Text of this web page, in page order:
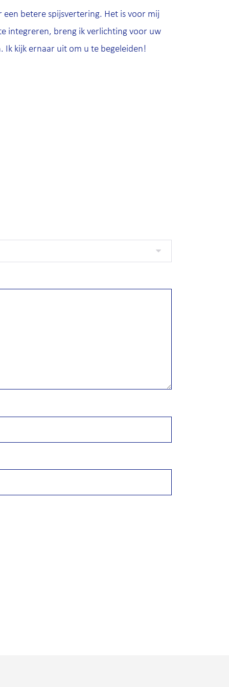
betere spijsvertering. Het is voor mij
integreren, breng ik verlichting voor uw
Ik kijk ernaar uit om u te begeleiden!